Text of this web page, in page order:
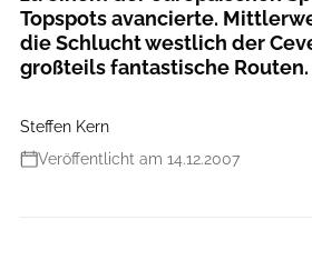
Topspots avancierte.
die Schlucht westlich der
großteils fantastische Routen.
Steffen Kern
Veröffentlicht am 14.12.2007